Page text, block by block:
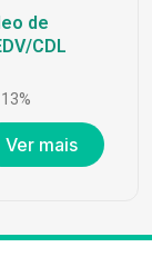
de
CDL
Ver mais